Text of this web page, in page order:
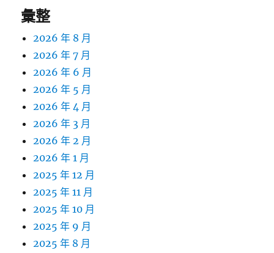
彙整
2026 年 8 月
2026 年 7 月
2026 年 6 月
2026 年 5 月
2026 年 4 月
2026 年 3 月
2026 年 2 月
2026 年 1 月
2025 年 12 月
2025 年 11 月
2025 年 10 月
2025 年 9 月
2025 年 8 月